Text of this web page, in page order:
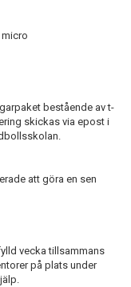
bestående av t-
skickas via epost i
att göra en sen
vecka tillsammans
på plats under